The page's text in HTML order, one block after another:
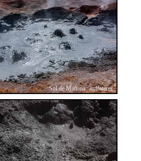
Sol de Mañana : solfatares